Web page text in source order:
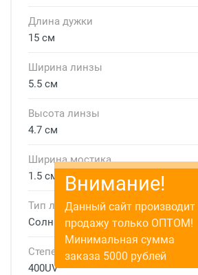
Длина дужки
15 см
Ширина линзы
5.5 см
Высота линзы
4.7 см
Ширина мостика
1.5 см
Тип линзы
Солнцезащитные
Степень защиты
400UV
Внимание!
Данный сайт производит
продажу только ОПТОМ!
Минимальная сумма
заказа 5000 рублей